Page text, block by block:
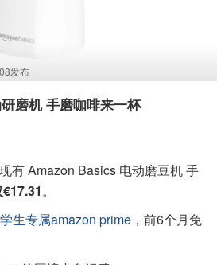
发布
磨机 手磨咖啡来一杯
有 Amazon Basics 电动磨豆机 手
。
生专属amazon prime ，前6个月免